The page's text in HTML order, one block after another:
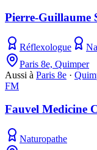
Pierre-Guillaume
Réflexologue
Paris 8e, Quimper
Aussi à Paris 8e ·
FM
Fauvel Medicine
Naturopathe